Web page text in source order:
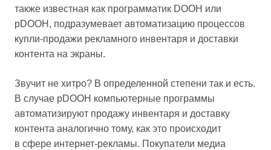
также известная как программатик DOOH или
pDOOH, подразумевает автоматизацию процессов
купли-продажи рекламного инвентаря и доставки
контента на экраны.
Звучит не хитро? В определенной степени так и есть.
В случае pDOOH компьютерные программы
автоматизируют продажу инвентаря и доставку
контента аналогично тому, как это происходит
в сфере интернет-рекламы. Покупатели медиа